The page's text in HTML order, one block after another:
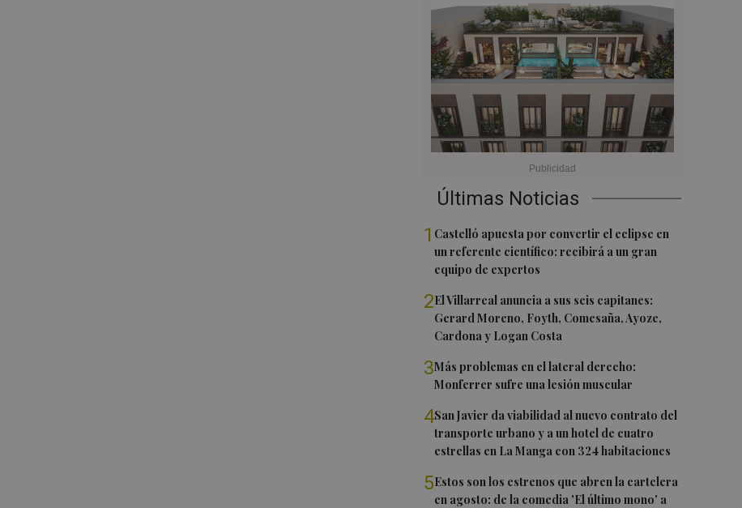
Últimas Noticias
1 Castelló apuesta por convertir el eclipse en
un referente científico: recibirá a un gran
equipo de expertos
2El Villarreal anuncia a sus seis capitanes:
Gerard Moreno, Foyth, Comesaña, Ayoze,
Cardona y Logan Costa
3Más problemas en el lateral derecho:
Monferrer sufre una lesión muscular
4San Javier da viabilidad al nuevo contrato del
transporte urbano y a un hotel de cuatro
estrellas en La Manga con 324 habitaciones
5Estos son los estrenos que abren la cartelera
en agosto: de la comedia 'El último mono' a